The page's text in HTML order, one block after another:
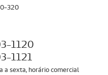
320
1120
1121
a sexta, horário comercial